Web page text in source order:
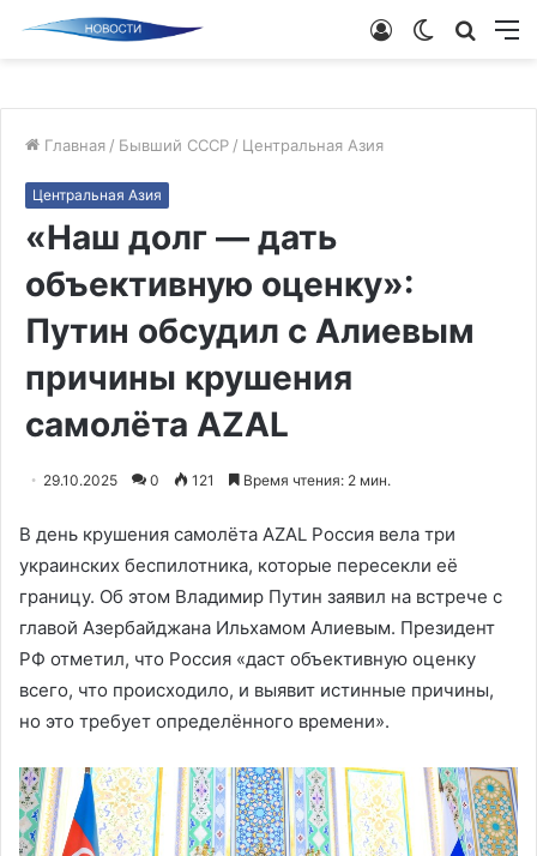
Поиск
Switch
Войти
Главная / Бывший СССР / Центральная Азия
Центральная Азия
«Наш долг — дать
объективную оценку»:
Путин обсудил с Алиевым
причины крушения
самолёта AZAL
29.10.2025 0 121 Время чтения: 2 мин.
В день крушения самолёта AZAL Россия вела три
украинских беспилотника, которые пересекли её
границу. Об этом Владимир Путин заявил на встрече с
главой Азербайджана Ильхамом Алиевым. Президент
РФ отметил, что Россия «даст объективную оценку
всего, что происходило, и выявит истинные причины,
но это требует определённого времени».